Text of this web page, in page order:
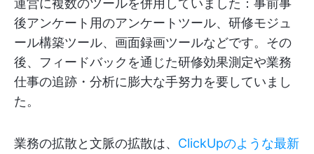
運営に複数のツールを併用していました：事前事
後アンケート用のアンケートツール、研修モジュ
ール構築ツール、画面録画ツールなどです。その
後、フィードバックを通じた研修効果測定や業務
仕事の追跡・分析に膨大な手努力を要していまし
た。
業務の拡散と文脈の拡散は、 ClickUpのような最新